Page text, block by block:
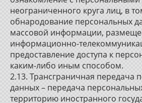
неограниченного круга лиц, в
обнародование персональных
массовой информации,
информационно-
предоставление доступа к
каким-либо иным способом.
2.13. Трансграничная передача
данных – передача
территорию иностранного